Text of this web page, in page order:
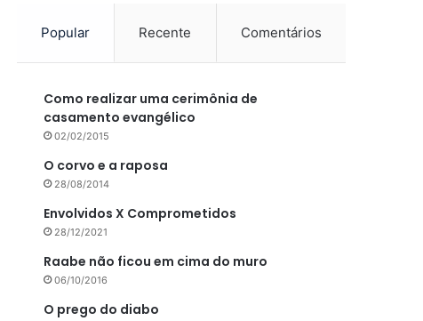
Popular Recente Comentários
Como realizar uma cerimônia de
casamento evangélico
02/02/2015
O corvo e a raposa
28/08/2014
Envolvidos X Comprometidos
28/12/2021
Raabe não ficou em cima do muro
06/10/2016
O prego do diabo